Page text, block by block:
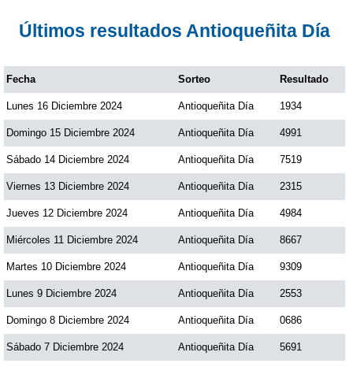
Paisita Noche
Pick 3 Día
Pick 3 Noche
Pick 4 Día
Pick 4 Noche
Pijao de Oro
Últimos resultados Antioqueñita Día
Fecha Sorteo Resultado
Lunes 16 Diciembre 2024 Antioqueñita Día 1934
Domingo 15 Diciembre 2024 Antioqueñita Día 4991
Sábado 14 Diciembre 2024 Antioqueñita Día 7519
Viernes 13 Diciembre 2024 Antioqueñita Día 2315
Jueves 12 Diciembre 2024 Antioqueñita Día 4984
Miércoles 11 Diciembre 2024 Antioqueñita Día 8667
Martes 10 Diciembre 2024 Antioqueñita Día 9309
Lunes 9 Diciembre 2024 Antioqueñita Día 2553
Domingo 8 Diciembre 2024 Antioqueñita Día 0686
Sábado 7 Diciembre 2024 Antioqueñita Día 5691